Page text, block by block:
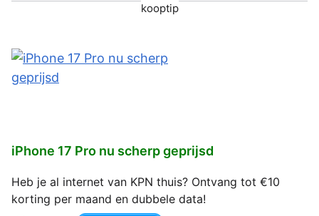
kooptip
iPhone 17 Pro nu scherp geprijsd
Heb je al internet van KPN thuis? Ontvang tot €10
korting per maand en dubbele data!